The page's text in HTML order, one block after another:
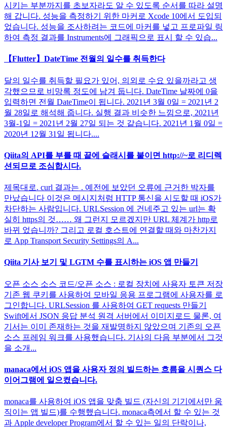
시키는 부분까지를 초보자라도 알 수 있도록 순서를 따라 설명
해 갑니다. 성능을 측정하기 위한 마커로 Xcode 10에서 도입되
었습니다. 성능을 조사하려는 코드에 마커를 넣고 프로파일 링
하여 측정 결과를 Instruments에 그래픽으로 표시 할 수 있습...
【Flutter】DateTime 전월의 일수를 취득한다
달의 일수를 취득할 필요가 있어, 의외로 수요 있을까라고 생
각했으므로 비망록 정도에 남겨 둡니다. DateTime 날짜에 0을
입력하면 전월 DateTime이 됩니다. 2021년 3월 0일 = 2021년 2
월 28일로 해석해 줍니다. 실행 결과 비슷한 느낌으로, 2021년
3월-1일 = 2021년 2월 27일 되는 것 같습니다. 2021년 1월 0일 =
2020년 12월 31일 됩니다....
Qiita의 API를 부를 때 끝에 슬래시를 붙이면 http://~로 리디렉
션되므로 조심합시다.
제목대로. curl 결과는 . 예전에 보았던 오류에 근거한 박자를
만났습니다 이것은 메시지처럼 HTTP 통신을 시도할 때 iOS가
차단하는 사람입니다. URLSession 에 건네주고 있는 url는 확
실히 https의 것…… 왜 그런지 모르겠지만 URL 체계가 http로
바뀌 었습니까? 그리고 로컬 호스트에 연결할 때와 마찬가지
로 App Transport Security Settings의 A...
Qiita 기사 보기 및 LGTM 수를 표시하는 iOS 앱 만들기
오픈 소스 소스 코드/오픈 소스 : 로컬 장치에 사용자 토큰 저장
기존 웹 쿠키를 사용하여 모바일 응용 프로그램에 사용자를 로
그인합니다. URLSession 를 사용하여 GET requests 만들기
Swift에서 JSON 응답 분석 원격 서버에서 이미지로드 물론, 여
기서는 이미 존재하는 것을 재발명하지 않았으며 기존의 오픈
소스 프레임 워크를 사용했습니다. 기사의 다음 부분에서 그것
을 소개...
manaca에서 iOS 앱을 사용자 정의 빌드하는 흐름을 시퀀스 다
이어그램에 일으켰습니다.
monaca를 사용하여 iOS 앱을 맞춤 빌드 (자신의 기기에서만 움
직이는 앱 빌드)를 수행했습니다. monaca측에서 할 수 있는 것
과 Apple developer Program에서 할 수 있는 일의 단락이나,